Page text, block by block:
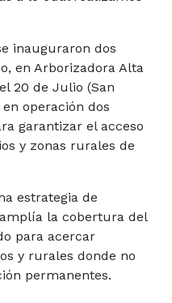
inauguraron dos
en Arborizadora Alta
20 de Julio (San
operación dos
garantizar el acceso
y zonas rurales de
estrategia de
la cobertura del
para acercar
y rurales donde no
permanentes.